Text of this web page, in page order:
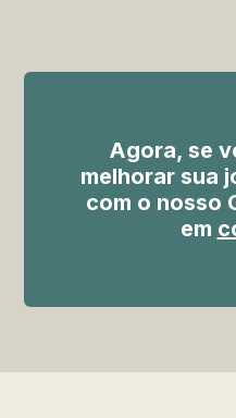
Agora, se
melhorar sua
com o nosso
em